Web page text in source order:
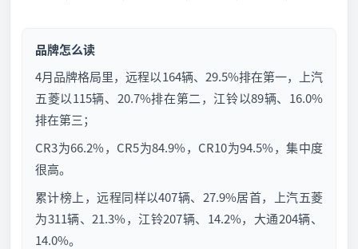
品牌怎么读
4月品牌格局里，远程以164辆、29.5%排在第一，上汽
五菱以115辆、20.7%排在第二，江铃以89辆、16.0%
排在第三；
CR3为66.2%，CR5为84.9%，CR10为94.5%，集中度
很高。
累计榜上，远程同样以407辆、27.9%居首，上汽五菱
为311辆、21.3%，江铃207辆、14.2%，大通204辆、
14.0%。